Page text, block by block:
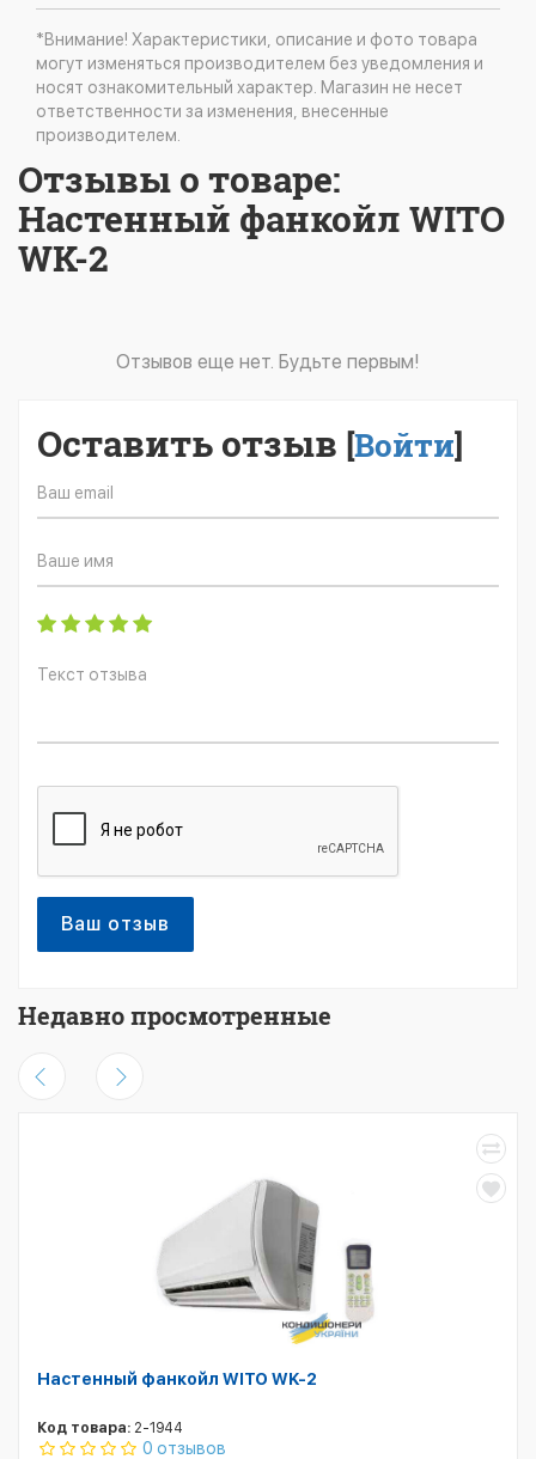
*Внимание! Характеристики, описание и фото товара
могут изменяться производителем без уведомления и
носят ознакомительный характер. Магазин не несет
ответственности за изменения, внесенные
производителем.
Отзывы о товаре:
Настенный фанкойл WITO
WK-2
Отзывов еще нет. Будьте первым!
Оставить отзыв [Войти]
Ваш отзыв
Недавно просмотренные
Настенный фанкойл WITO WK-2
Код товара: 2-1944
0 отзывов